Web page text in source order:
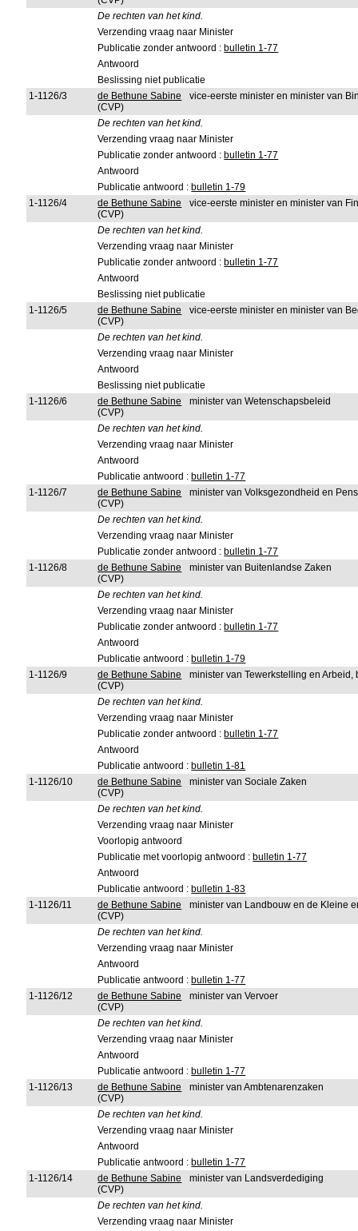
De rechten van het kind.
Verzending vraag naar Minister
Publicatie zonder antwoord : bulletin 1-77
Antwoord
Beslissing niet publicatie
1-1126/3
de Bethune Sabine
(CVP)
vice-eerste minister en minister van
De rechten van het kind.
Verzending vraag naar Minister
Publicatie zonder antwoord : bulletin 1-77
Antwoord
Publicatie antwoord : bulletin 1-79
1-1126/4
de Bethune Sabine
(CVP)
vice-eerste minister en minister van
De rechten van het kind.
Verzending vraag naar Minister
Publicatie zonder antwoord : bulletin 1-77
Antwoord
Beslissing niet publicatie
1-1126/5
de Bethune Sabine
(CVP)
vice-eerste minister en minister van
De rechten van het kind.
Verzending vraag naar Minister
Antwoord
Beslissing niet publicatie
1-1126/6
de Bethune Sabine
(CVP)
minister van Wetenschapsbeleid
De rechten van het kind.
Verzending vraag naar Minister
Antwoord
Publicatie antwoord : bulletin 1-77
1-1126/7
de Bethune Sabine
(CVP)
minister van Volksgezondheid en
De rechten van het kind.
Verzending vraag naar Minister
Publicatie zonder antwoord : bulletin 1-77
1-1126/8
de Bethune Sabine
(CVP)
minister van Buitenlandse Zaken
De rechten van het kind.
Verzending vraag naar Minister
Publicatie zonder antwoord : bulletin 1-77
Antwoord
Publicatie antwoord : bulletin 1-79
1-1126/9
de Bethune Sabine
(CVP)
minister van Tewerkstelling en
De rechten van het kind.
Verzending vraag naar Minister
Publicatie zonder antwoord : bulletin 1-77
Antwoord
Publicatie antwoord : bulletin 1-81
1-1126/10
de Bethune Sabine
(CVP)
minister van Sociale Zaken
De rechten van het kind.
Verzending vraag naar Minister
Voorlopig antwoord
Publicatie met voorlopig antwoord : bulletin 1-77
Antwoord
Publicatie antwoord : bulletin 1-83
1-1126/11
de Bethune Sabine
(CVP)
minister van Landbouw en de Kleine
De rechten van het kind.
Verzending vraag naar Minister
Antwoord
Publicatie antwoord : bulletin 1-77
1-1126/12
de Bethune Sabine
(CVP)
minister van Vervoer
De rechten van het kind.
Verzending vraag naar Minister
Antwoord
Publicatie antwoord : bulletin 1-77
1-1126/13
de Bethune Sabine
(CVP)
minister van Ambtenarenzaken
De rechten van het kind.
Verzending vraag naar Minister
Antwoord
Publicatie antwoord : bulletin 1-77
1-1126/14
de Bethune Sabine
(CVP)
minister van Landsverdediging
De rechten van het kind.
Verzending vraag naar Minister